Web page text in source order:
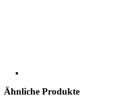
Ähnliche Produkte